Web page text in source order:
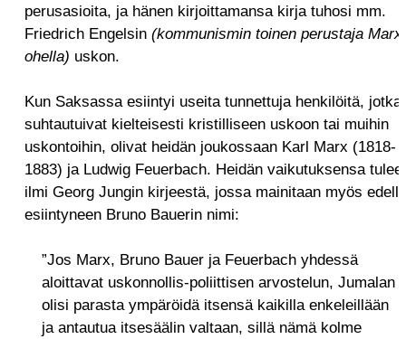
perusasioita, ja hänen kirjoittamansa kirja tuhosi mm.
Friedrich Engelsin (kommunismin toinen perustaja
ohella) uskon.
Kun Saksassa esiintyi useita tunnettuja henkilöitä, jotka
suhtautuivat kielteisesti kristilliseen uskoon tai muihin
uskontoihin, olivat heidän joukossaan Karl Marx (1818-
1883) ja Ludwig Feuerbach. Heidän vaikutuksensa tulee
ilmi Georg Jungin kirjeestä, jossa mainitaan myös edellä
esiintyneen Bruno Bauerin nimi:
”Jos Marx, Bruno Bauer ja Feuerbach yhdessä
aloittavat uskonnollis-poliittisen arvostelun, Jumalan
olisi parasta ympäröidä itsensä kaikilla enkeleillään
ja antautua itsesäälin valtaan, sillä nämä kolme